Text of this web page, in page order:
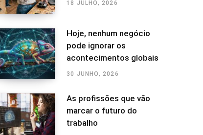
18 JULHO, 2026
Hoje, nenhum negócio
pode ignorar os
acontecimentos globais
30 JUNHO, 2026
As profissões que vão
marcar o futuro do
trabalho